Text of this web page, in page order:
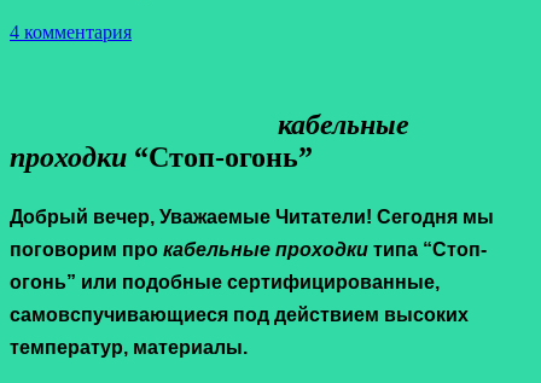
4 комментария
кабельные
проходки “Стоп-огонь”
Добрый вечер, Уважаемые Читатели! Сегодня мы
поговорим про кабельные проходки типа “Стоп-
огонь” или подобные сертифицированные,
самовспучивающиеся под действием высоких
температур, материалы.